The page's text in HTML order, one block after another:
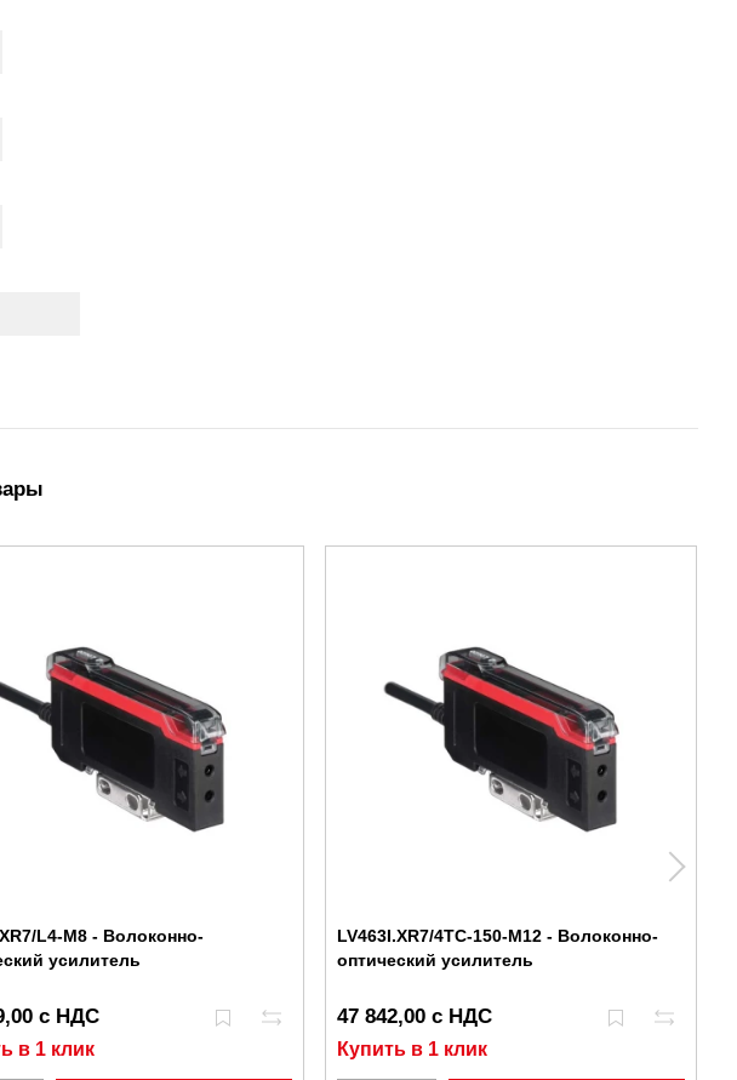
L4-M8 - Волоконно-
усилитель
с НДС
в 1 клик
LV463I.XR7/4TC-150-M12 - Волоконно-
оптический усилитель
47 842,00 с НДС
Купить в 1 клик